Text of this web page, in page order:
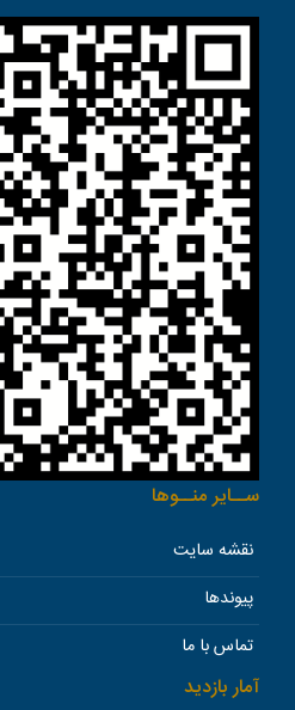
ســاير منــوها
نقشه سایت
پیوندها
تماس با ما
آمار بازدید